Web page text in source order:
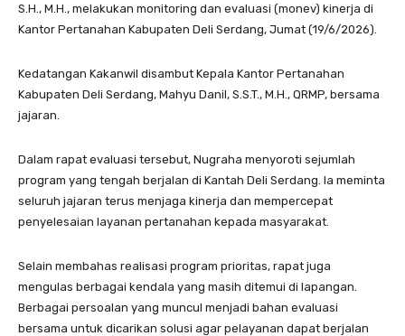
S.H., M.H., melakukan monitoring dan evaluasi (monev) kinerja di
Kantor Pertanahan Kabupaten Deli Serdang, Jumat (19/6/2026).
Kedatangan Kakanwil disambut Kepala Kantor Pertanahan
Kabupaten Deli Serdang, Mahyu Danil, S.S.T., M.H., QRMP, bersama
jajaran.
Dalam rapat evaluasi tersebut, Nugraha menyoroti sejumlah
program yang tengah berjalan di Kantah Deli Serdang. Ia meminta
seluruh jajaran terus menjaga kinerja dan mempercepat
penyelesaian layanan pertanahan kepada masyarakat.
Selain membahas realisasi program prioritas, rapat juga
mengulas berbagai kendala yang masih ditemui di lapangan.
Berbagai persoalan yang muncul menjadi bahan evaluasi
bersama untuk dicarikan solusi agar pelayanan dapat berjalan